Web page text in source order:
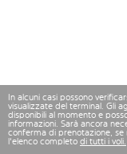
In alcuni casi possono
visualizzate del terminal. Gli
disponibili al momento e
informazioni. Sarà ancora
conferma di prenotazione, se
l'elenco completo di tutti i voli.